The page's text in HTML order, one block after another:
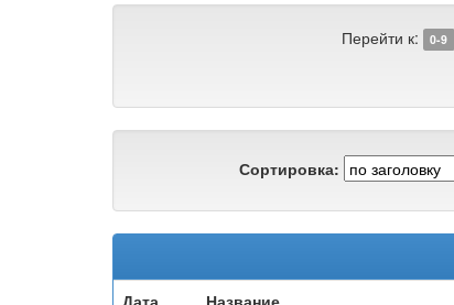
Перейти к: 0-9
Сортировка:
Дата
Название